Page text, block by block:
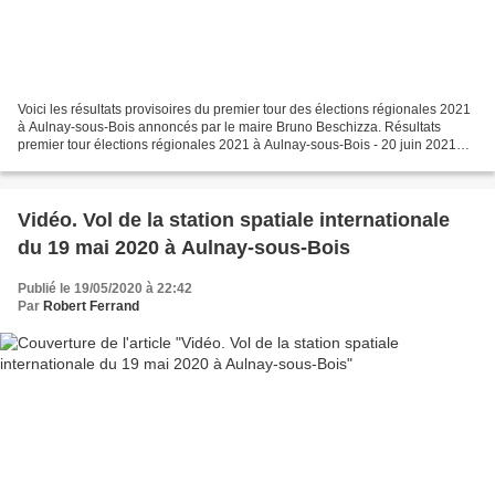
Voici les résultats provisoires du premier tour des élections régionales 2021
à Aulnay-sous-Bois annoncés par le maire Bruno Beschizza. Résultats
premier tour élections régionales 2021 à Aulnay-sous-Bois - 20 juin 2021
Vidéo. Vol de la station spatiale internationale
du 19 mai 2020 à Aulnay-sous-Bois
Publié le 19/05/2020 à 22:42
Par Robert Ferrand